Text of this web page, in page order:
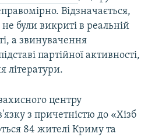
Відзначається,
були викриті в реальній
а звинувачення
партійної активності,
літератури.
центру
з причетністю до «Хізб
84 жителі Криму та